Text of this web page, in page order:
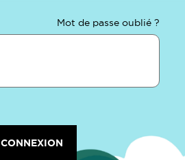
Mot de passe oublié ?
CONNEXION